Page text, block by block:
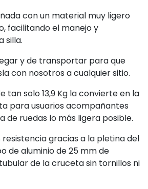
con un material muy ligero
facilitando el manejo y
silla.
y de transportar para que
con nosotros a cualquier sitio.
tan solo 13,9 Kg la convierte en la
para usuarios acompañantes
de ruedas lo más ligera posible.
resistencia gracias a la pletina del
de aluminio de 25 mm de
de la cruceta sin tornillos ni